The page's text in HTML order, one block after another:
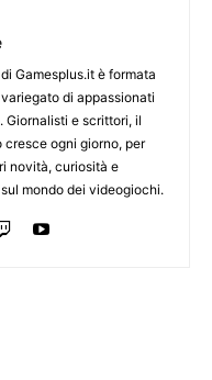
Gamesplus.it è formata
di appassionati
Giornalisti e scrittori, il
cresce ogni giorno, per
novità, curiosità e
mondo dei videogiochi.